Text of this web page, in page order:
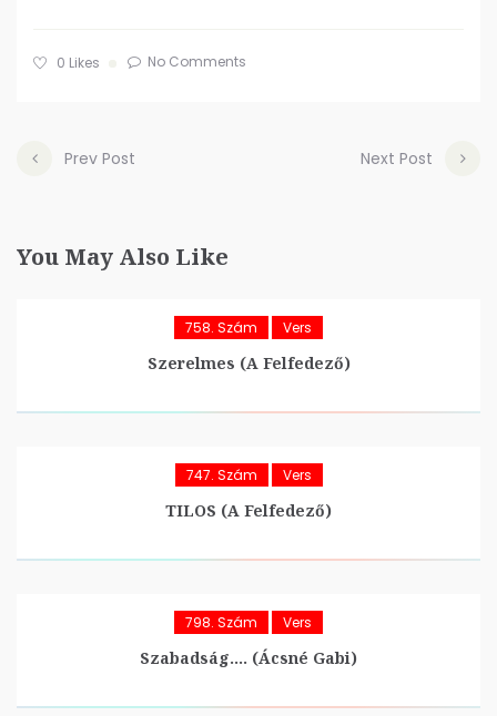
0 Likes No Comments
Prev Post Next Post
You May Also Like
758. Szám Vers
Szerelmes (A Felfedező)
747. Szám Vers
TILOS (A Felfedező)
798. Szám Vers
Szabadság…. (Ácsné Gabi)